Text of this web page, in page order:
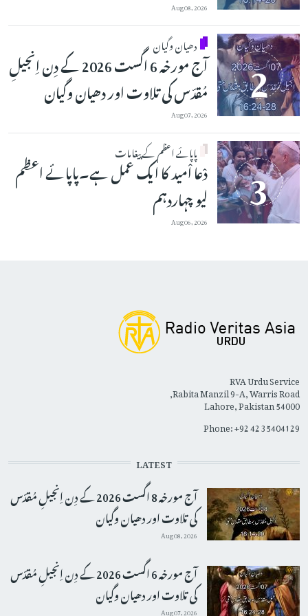
Aug 08, 2026
دھیان وگیان
آج مورخہ 6 اگست 2026 کے دِن اِنجیلِ
مُقدّس کی تلاوت اور دھیان وگیان
Aug 07, 2026
پاپائے اعظم کے پیغامات
دْعا اْمید کا ایک عمل ہے۔پاپائے اعظم
لیو چہاردہم
Aug 06, 2026
RVA Urdu Service
Rabita Manzil 9-A, Warris Road,
Lahore, Pakistan 54000
Phone: +92 42 35404129
LATEST
آج مورخہ 8 اگست 2026 کے دِن اِنجیلِ مُقدّس
کی تلاوت اور دھیان وگیان
Aug 08, 2026
آج مورخہ 6 اگست 2026 کے دِن اِنجیلِ مُقدّس
کی تلاوت اور دھیان وگیان
Aug 07, 2026